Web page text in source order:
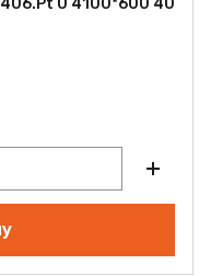
U 4100*600 40